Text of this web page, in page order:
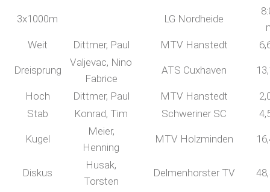
3x1000m LG Nordheide
Weit
Dittmer, Paul MTV Hanstedt
Dreisprung
Valjevac, Nino
Fabrice
ATS Cuxhaven
Hoch Dittmer, Paul MTV Hanstedt
Stab
Konrad, Tim Schweriner SC
Kugel
Meier,
Henning
MTV Holzminden
Diskus
Husak,
Torsten
Delmenhorster TV